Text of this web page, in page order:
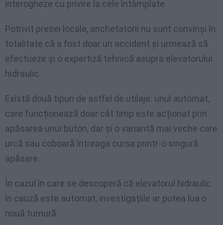
interogheze cu privire la cele întâmplate.
Potrivit presei locale, anchetatorii nu sunt convinși în
totalitate că a fost doar un accident și urmează să
efectueze și o expertiză tehnică asupra elevatorului
hidraulic.
Există două tipuri de astfel de utilaje: unul automat,
care funcționează doar cât timp este acționat prin
apăsarea unui buton, dar și o variantă mai veche care
urcă sau coboară întreaga cursa printr-o singură
apăsare.
În cazul în care se descoperă că elevatorul hidraulic
în cauză este automat, investigațiile ar putea lua o
nouă turnură.